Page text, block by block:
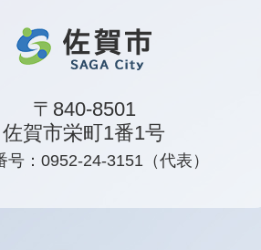
〒840-8501
佐賀市栄町1番1号
号：0952-24-3151（代表）